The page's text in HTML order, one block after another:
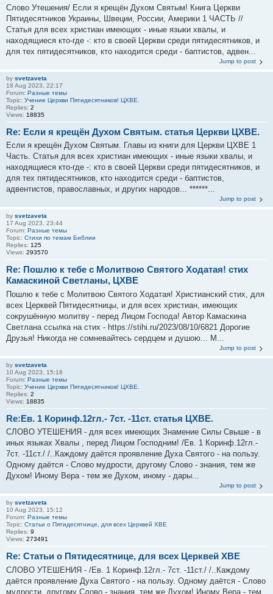
Слово Утешения/ Если я крещён Духом Святым! Книга Церкви
Пятидесятников Украины, Швеции, России, Америки 1 ЧАСТЬ //
Статья для всех христиан имеющих - иные языки хвалы, и
находящиеся кто-где -: кто в своей Церкви среди пятидесятников, и
для тех пятидесятников, кто находится среди - баптистов, адвен...
Jump to post
by svetzaveta
18 Aug 2023, 22:17
Forum: Разные темы
Topic: Учение Церкви Пятидесятников! ЦХВЕ.
Replies: 2
Views: 18835
Re: Если я крещён Духом Святым. статья Церкви ЦХВЕ.
Если я крещён Духом Святым. Главы из книги для Церкви ЦХВЕ 1
Часть. Статья для всех христиан имеющих - иные языки хвалы, и
находящиеся кто-где -: кто в своей Церкви среди пятидесятников, и
для тех пятидесятников, кто находится среди - баптистов,
адвентистов, православных, и других народов... ******...
Jump to post
by svetzaveta
17 Aug 2023, 23:44
Forum: Разные темы
Topic: Стихи по темам Библии
Replies: 125
Views: 293570
Re: Пошлю к тебе с Молитвою Святого Ходатая! стих
Камаскиной Светланы, ЦХВЕ
Пошлю к тебе с Молитвою Святого Ходатая! Христианский стих, для
всех Церквей Пятидесятницы, и для всех христиан, имеющих
сокрушённую молитву - перед Лицом Господа! Автор Камаскина
Светлана ссылка на стих - https://stihi.ru/2023/08/10/6821 Дорогие
Друзья! Никогда не сомневайтесь сердцем и душою... М...
Jump to post
by svetzaveta
10 Aug 2023, 15:18
Forum: Разные темы
Topic: Учение Церкви Пятидесятников! ЦХВЕ.
Replies: 2
Views: 18835
Re:Ев. 1 Коринф.12гл.- 7ст. -11ст. статья ЦХВЕ.
СЛОВО УТЕШЕНИЯ - для всех имеющих Знамение Силы Свыше - в
иных языках Хвалы , перед Лицом Господним! /Ев. 1 Коринф.12гл.-
7ст. -11ст./ /..Каждому даётся проявление Духа Святого - на пользу.
Одному даётся - Слово мудрости, другому Слово - знания, тем же
Духом! Иному Вера - тем же Духом, иному - дары...
Jump to post
by svetzaveta
10 Aug 2023, 15:12
Forum: Разные темы
Topic: Статьи о Пятидесятнице, для всех Церквей ХВЕ
Replies: 9
Views: 273491
Re: Статьи о Пятидесятнице, для всех Церквей ХВЕ
СЛОВО УТЕШЕНИЯ - /Ев. 1 Коринф.12гл.- 7ст. -11ст./ /..Каждому
даётся проявление Духа Святого - на пользу. Одному даётся - Слово
мудрости, другому Слово - знания, тем же Духом! Иному Вера - тем